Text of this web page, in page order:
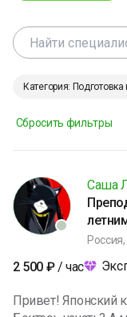
Категория:
Сбросить фильтры
Саша
2 500 ₽ / час
Привет! Японский